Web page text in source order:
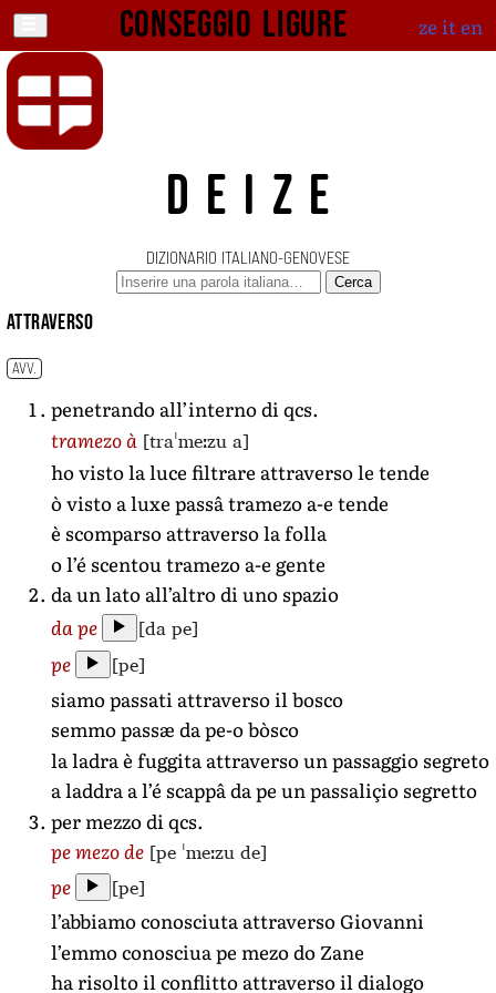
Conseggio ligure ze iten
DEIZE
DIZIONARIO ITALIANO-GENOVESE
Cerca
attraverso
AVV.
penetrando all’interno di qcs.
tramezo à [traˈmeːzu a]
ho visto la luce filtrare attraverso le tende
ò visto a luxe passâ tramezo a-e tende
è scomparso attraverso la folla
o l’é scentou tramezo a-e gente
da un lato all’altro di uno spazio
da pe
[da pe]
pe [pe]
siamo passati attraverso il bosco
semmo passæ da pe-o bòsco
la ladra è fuggita attraverso un passaggio segreto
a laddra a l’é scappâ da pe un passaliçio segretto
per mezzo di qcs.
pe mezo de [pe ˈmeːzu de]
pe [pe]
l’abbiamo conosciuta attraverso Giovanni
l’emmo conosciua pe mezo do Zane
ha risolto il conflitto attraverso il dialogo